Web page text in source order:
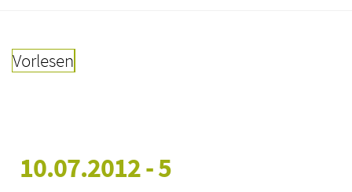
Vorlesen
10.07.2012 - 5